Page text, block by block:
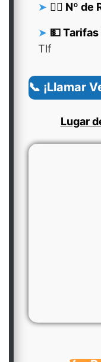
👍🏻 Nº
💵
Tlf
📞 ¡Llamar
Lugar